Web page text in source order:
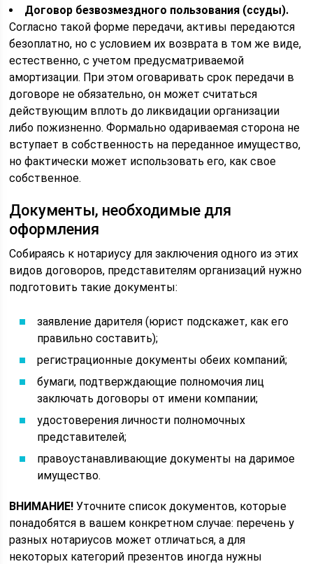
Договор безвозмездного пользования (ссуды).
Согласно такой форме передачи, активы передаются
безоплатно, но с условием их возврата в том же виде,
естественно, с учетом предусматриваемой
амортизации. При этом оговаривать срок передачи в
договоре не обязательно, он может считаться
действующим вплоть до ликвидации организации
либо пожизненно. Формально одариваемая сторона не
вступает в собственность на переданное имущество,
но фактически может использовать его, как свое
собственное.
Документы, необходимые для
оформления
Собираясь к нотариусу для заключения одного из этих
видов договоров, представителям организаций нужно
подготовить такие документы:
заявление дарителя (юрист подскажет, как его
правильно составить);
регистрационные документы обеих компаний;
бумаги, подтверждающие полномочия лиц
заключать договоры от имени компании;
удостоверения личности полномочных
представителей;
правоустанавливающие документы на даримое
имущество.
ВНИМАНИЕ! Уточните список документов, которые
понадобятся в вашем конкретном случае: перечень у
разных нотариусов может отличаться, а для
некоторых категорий презентов иногда нужны